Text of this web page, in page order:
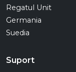
Regatul Unit
Germania
Suedia
Suport